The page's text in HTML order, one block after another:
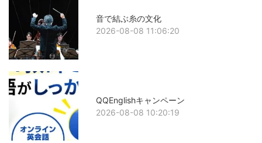
音で結ぶ糸の文化
2026-08-08 11:06:20
QQEnglishキャンペーン
2026-08-08 10:20:19